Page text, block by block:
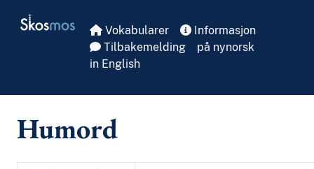
Skosmos Vokabularer
Informasjon
Tilbakemelding
på nynorsk
in English
Humord